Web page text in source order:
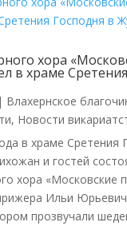
хора
в храме
| Влахернское
, Новости
в храме Сретения
и гостей
хора «Московские
Ильи
прозвучали